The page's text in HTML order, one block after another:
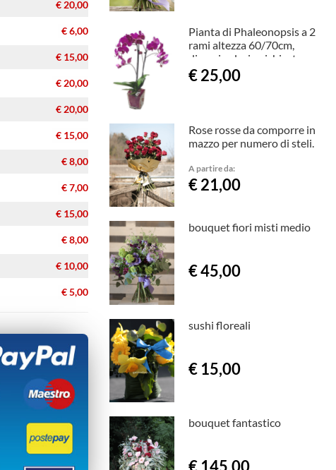
€ 20,00
€ 6,00
€ 15,00
€ 20,00
€ 20,00
€ 15,00
€ 8,00
€ 7,00
€ 15,00
€ 8,00
€ 10,00
€ 5,00
Pianta di Phaleonopsis a 2
rami altezza 60/70cm,
diversi colori a richiesta.
€ 25,00
Rose rosse da comporre in
mazzo per numero di steli.
A partire da:
€ 21,00
bouquet fiori misti medio
€ 45,00
sushi floreali
€ 15,00
bouquet fantastico
€ 145,00